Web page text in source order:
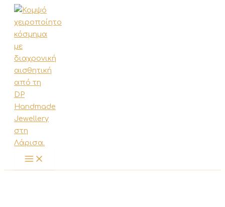
Μετάβαση
στο
περιεχόμενο